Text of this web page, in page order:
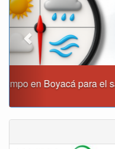
Alcaldía de Tunja y
convenio para el